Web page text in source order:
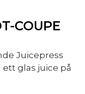
COUPE
Juicepress
ett glas juice på